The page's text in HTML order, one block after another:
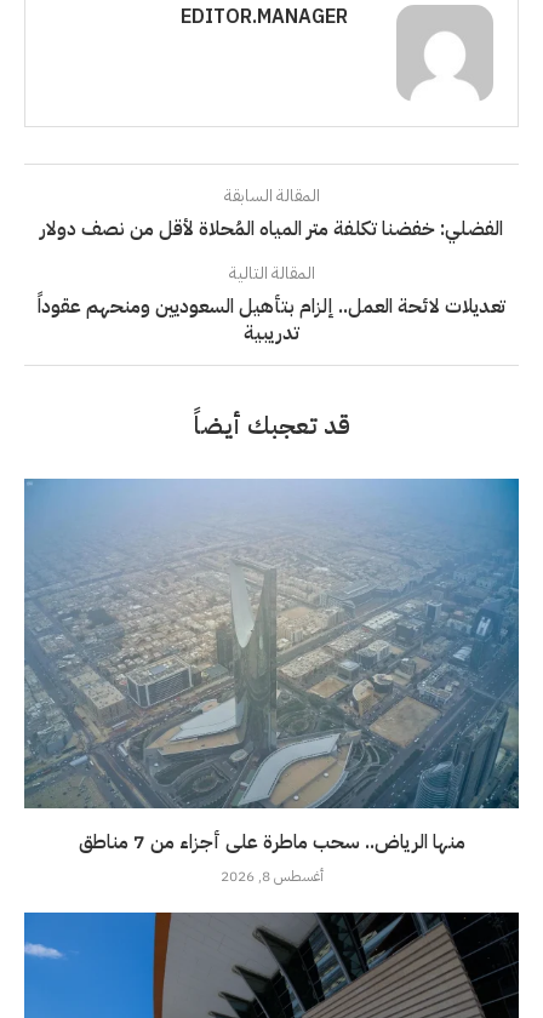
EDITOR.MANAGER
المقالة السابقة
الفضلي: خفضنا تكلفة متر المياه المُحلاة لأقل من نصف دولار
المقالة التالية
تعديلات لائحة العمل.. إلزام بتأهيل السعوديين ومنحهم عقوداً
تدريبية
قد تعجبك أيضاً
منها الرياض.. سحب ماطرة على أجزاء من 7 مناطق
أغسطس 8, 2026